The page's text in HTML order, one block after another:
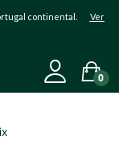
continental. Ver
0